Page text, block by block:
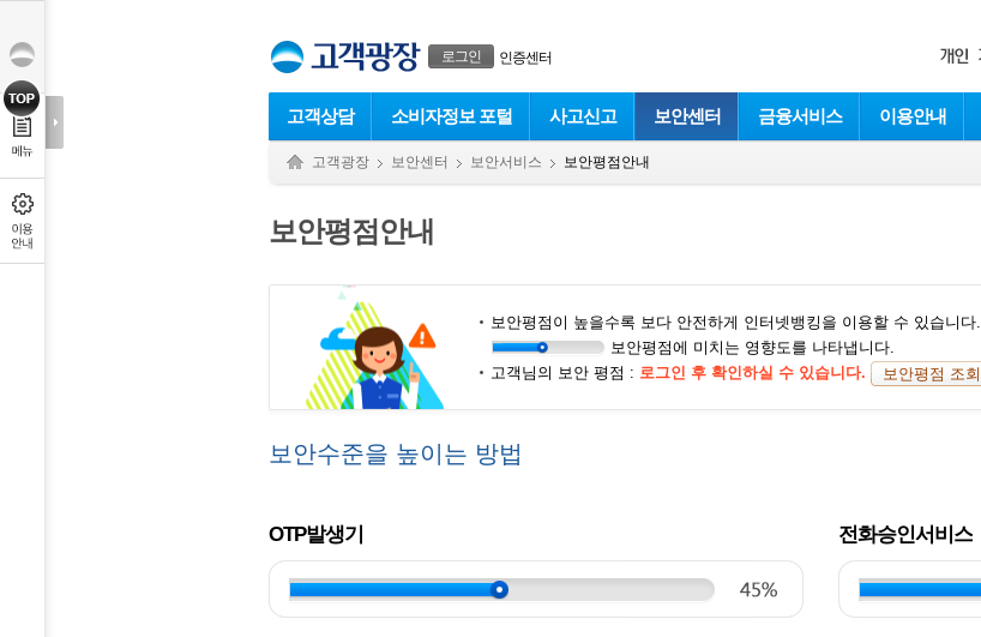
로그인 인증센터
고객상담 소비자정보 포털 사고신고 보안센터 금융서비스 이용안내
고객광장 보안센터 보안서비스 보안평점안내
보안평점안내
보안평점이 높을수록 보다 안전하게 인터넷뱅킹을 이용할 수 있습니다.
보안평점에 미치는 영향도를 나타냅니다.
고객님의 보안 평점 : 로그인 후 확인하실 수 있습니다. 보안평점 조회
보안수준을 높이는 방법
OTP발생기 전화승인서비스